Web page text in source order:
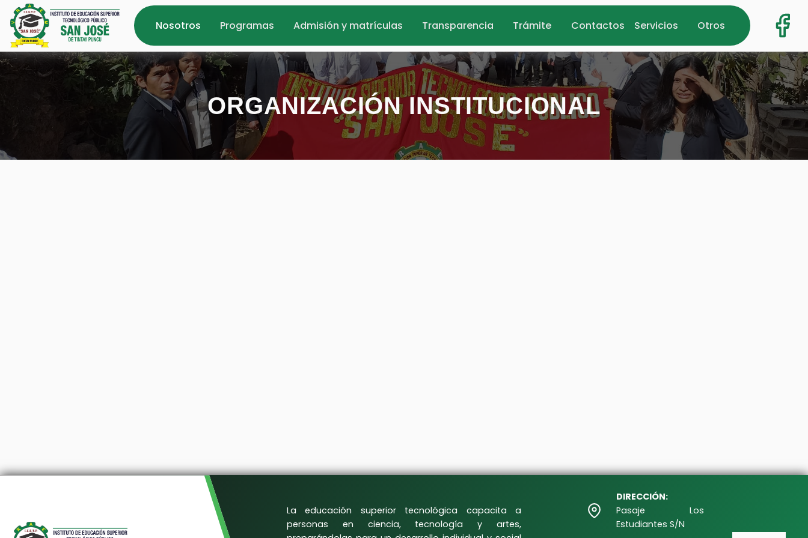
Nosotros Programas Admisión y matrículas Transparencia Trámite Contactos Servicios Otros
ORGANIZACIÓN INSTITUCIONAL
La educación superior tecnológica capacita a
personas en ciencia, tecnología y artes,
DIRECCIÓN:
Pasaje Los
Estudiantes S/N